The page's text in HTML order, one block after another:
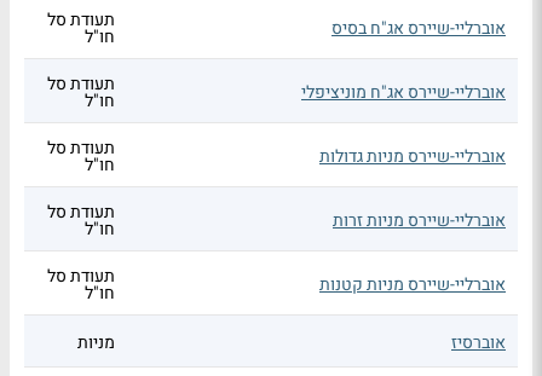
אוברליי-שיירס אג"ח בסיס תעודת סל
חו"ל
אוברליי-שיירס אג"ח מוניציפלי תעודת סל
חו"ל
אוברליי-שיירס מניות גדולות תעודת סל
חו"ל
אוברליי-שיירס מניות זרות תעודת סל
חו"ל
אוברליי-שיירס מניות קטנות תעודת סל
חו"ל
אוברסיז
מניות